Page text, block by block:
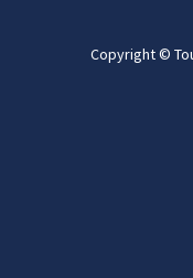
Copyright ©